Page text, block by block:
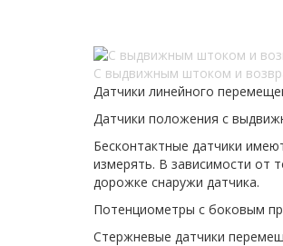
С выдвижным штоком и
Датчики линейного
Датчики положения с
Бесконтактные датчики
измерять. В зависимости от
дорожке снаружи датчика.
Потенциометры с боковым
Стержневые датчики